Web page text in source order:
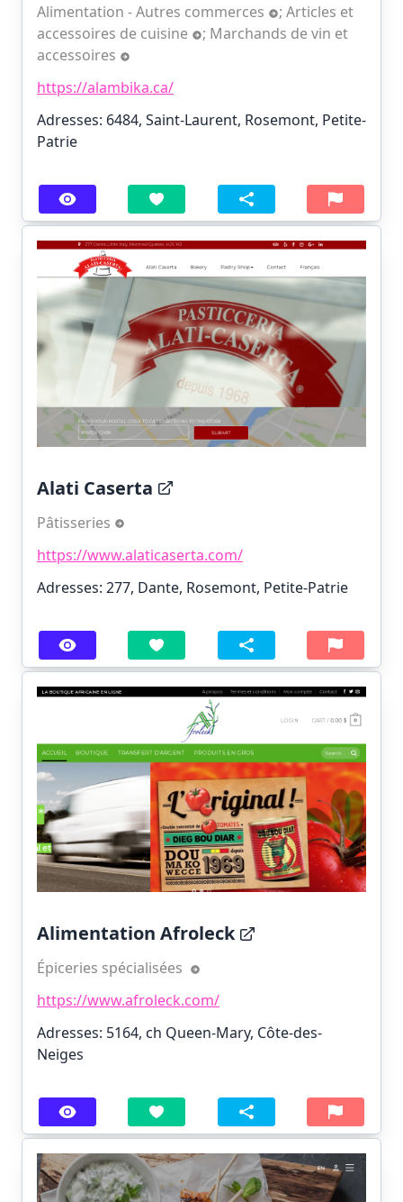
Alimentation - Autres commerces ; Articles et
accessoires de cuisine
; Marchands de vin et
accessoires
https://alambika.ca/
Adresses: 6484, Saint-Laurent, Rosemont, Petite-
Patrie
Alati Caserta
Pâtisseries
https://www.alaticaserta.com/
Adresses: 277, Dante, Rosemont, Petite-Patrie
Alimentation Afroleck
Épiceries spécialisées
https://www.afroleck.com/
Adresses: 5164, ch Queen-Mary, Côte-des-
Neiges